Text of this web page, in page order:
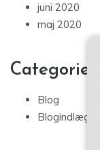
juni 2020
maj 2020
Categories
Blog
Blogindlæg